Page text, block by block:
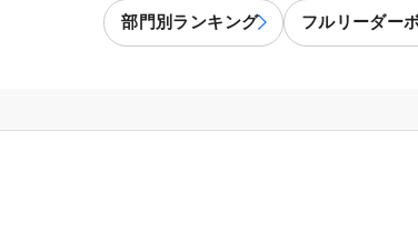
部門別ランキング フルリーダー